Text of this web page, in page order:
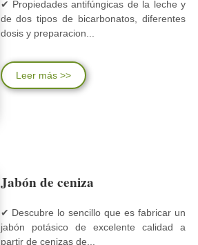
✔ Propiedades antifúngicas de la leche y
de dos tipos de bicarbonatos, diferentes
dosis y preparacion...
Leer más >>
Jabón de ceniza
✔ Descubre lo sencillo que es fabricar un
jabón potásico de excelente calidad a
partir de cenizas de...